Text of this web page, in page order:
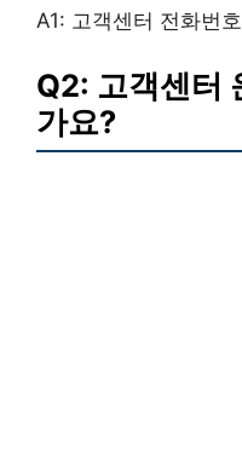
A1: 고객센터 전화번
Q2: 고객센터
가요?